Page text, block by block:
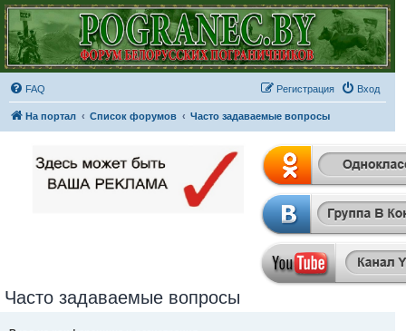
FAQ Вход
Регистрация
На портал Список форумов Часто задаваемые вопросы
Часто задаваемые вопросы